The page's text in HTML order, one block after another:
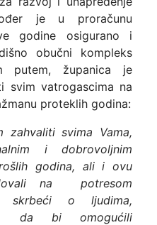
je u proračunu
godine osigurano i
obučni kompleks
putem, županica je
svim vatrogascima na
proteklih godina:
svima Vama,
i dobrovoljnim
godina, ali i ovu
na potresom
skrbeći o ljudima,
da bi omogućili